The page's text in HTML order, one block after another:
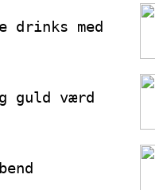
drinks med
guld værd